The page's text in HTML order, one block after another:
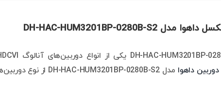
دوربین داهوا مدل DH-HAC-HUM3201BP-0280B-S2 از نوع دوربین‌های پین هول داهوا است.